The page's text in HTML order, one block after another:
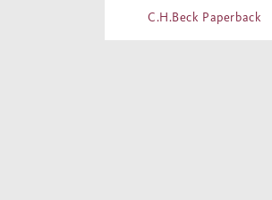
C.H.Beck Paperback